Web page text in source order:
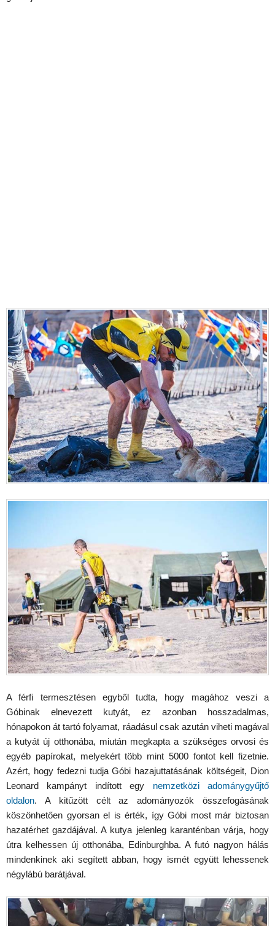
A férfi termesztésen egyből tudta, hogy magához veszi a
Góbinak elnevezett kutyát, ez azonban hosszadalmas,
hónapokon át tartó folyamat, ráadásul csak azután viheti magával
a kutyát új otthonába, miután megkapta a szükséges orvosi és
egyéb papírokat, melyekért több mint 5000 fontot kell fizetnie.
Azért, hogy fedezni tudja Góbi hazajuttatásának költségeit, Dion
Leonard kampányt indított egy nemzetközi adománygyűjtő
oldalon. A kitűzött célt az adományozók összefogásának
köszönhetően gyorsan el is érték, így Góbi most már biztosan
hazatérhet gazdájával. A kutya jelenleg karanténban várja, hogy
útra kelhessen új otthonába, Edinburghba. A futó nagyon hálás
mindenkinek aki segített abban, hogy ismét együtt lehessenek
négylábú barátjával.